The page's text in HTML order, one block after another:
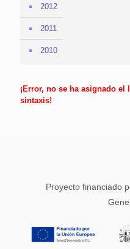
2012
2011
2010
¡Error, no se ha asignado el
sintaxis!
Proyecto financiado